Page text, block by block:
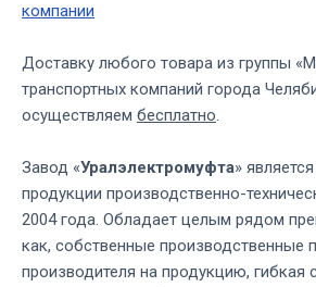
компании
Доставку любого товара из группы
транспортных компаний города
осуществляем бесплатно.
Завод «Уралэлектромуфта»
продукции производственно-
2004 года. Обладает целым рядом
как, собственные производственные
производителя на продукцию, гибкая